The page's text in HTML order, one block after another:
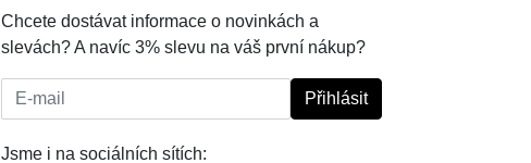
Chcete dostávat informace o novinkách a
slevách? A navíc 3% slevu na váš první nákup?
E-mail: Přihlásit
Jsme i na sociálních sítích: